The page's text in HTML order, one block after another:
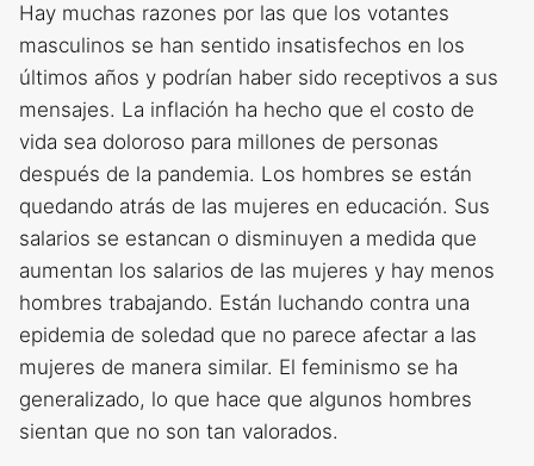
Hay muchas razones por las que los votantes
masculinos se han sentido insatisfechos en los
últimos años y podrían haber sido receptivos a sus
mensajes. La inflación ha hecho que el costo de
vida sea doloroso para millones de personas
después de la pandemia. Los hombres se están
quedando atrás de las mujeres en educación. Sus
salarios se estancan o disminuyen a medida que
aumentan los salarios de las mujeres y hay menos
hombres trabajando. Están luchando contra una
epidemia de soledad que no parece afectar a las
mujeres de manera similar. El feminismo se ha
generalizado, lo que hace que algunos hombres
sientan que no son tan valorados.